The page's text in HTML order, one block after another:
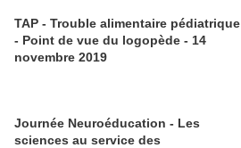
TAP - Trouble alimentaire pédiatrique
- Point de vue du logopède - 14
novembre 2019
Journée Neuroéducation - Les
sciences au service des